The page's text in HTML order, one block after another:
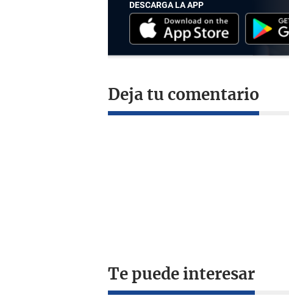
DESCARGA LA APP
Deja tu comentario
Te puede interesar